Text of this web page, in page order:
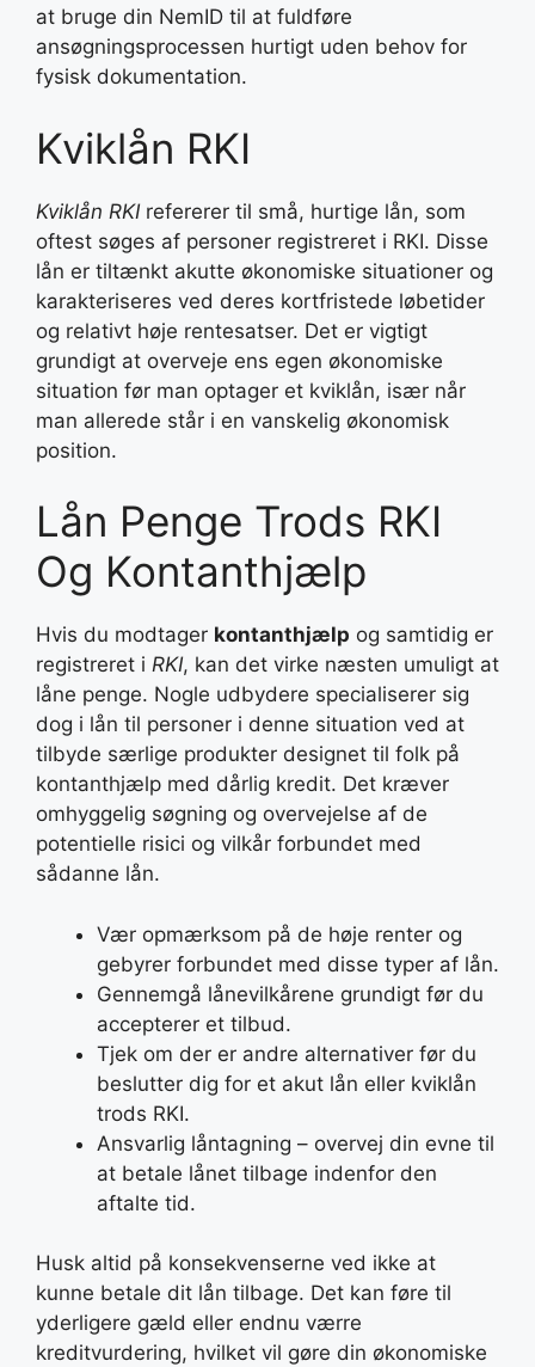
at bruge din NemID til at fuldføre
ansøgningsprocessen hurtigt uden behov for
fysisk dokumentation.
Kviklån RKI
Kviklån RKIrefererer til små, hurtige lån, som
oftest søges af personer registreret i RKI. Disse
lån er tiltænkt akutte økonomiske situationer og
karakteriseres ved deres kortfristede løbetider
og relativt høje rentesatser. Det er vigtigt
grundigt at overveje ens egen økonomiske
situation før man optager et kviklån, især når
man allerede står i en vanskelig økonomisk
position.
Lån Penge Trods RKI
Og Kontanthjælp
Hvis du modtager kontanthjælp og samtidig er
registreret i RKI, kan det virke næsten umuligt at
låne penge. Nogle udbydere specialiserer sig
dog i lån til personer i denne situation ved at
tilbyde særlige produkter designet til folk på
kontanthjælp med dårlig kredit. Det kræver
omhyggelig søgning og overvejelse af de
potentielle risici og vilkår forbundet med
sådanne lån.
Vær opmærksom på de høje renter og
gebyrer forbundet med disse typer af lån.
Gennemgå lånevilkårene grundigt før du
accepterer et tilbud.
Tjek om der er andre alternativer før du
beslutter dig for et akut lån eller kviklån
trods RKI.
Ansvarlig låntagning – overvej din evne til
at betale lånet tilbage indenfor den
aftalte tid.
Husk altid på konsekvenserne ved ikke at
kunne betale dit lån tilbage. Det kan føre til
yderligere gæld eller endnu værre
kreditvurdering, hvilket vil gøre din økonomiske